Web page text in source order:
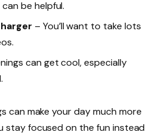
be helpful.
– You’ll want to take lots
can get cool, especially
can make your day much more
stay focused on the fun instead